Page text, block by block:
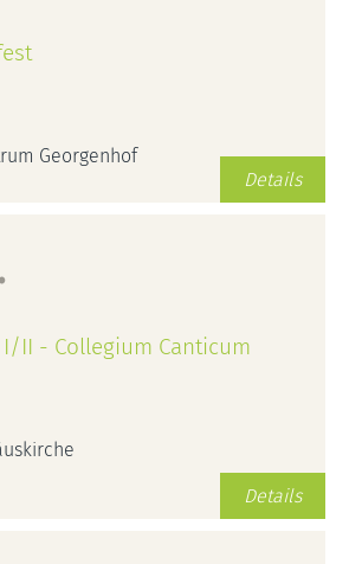
Georgenhof
Details
II - Collegium Canticum
Details